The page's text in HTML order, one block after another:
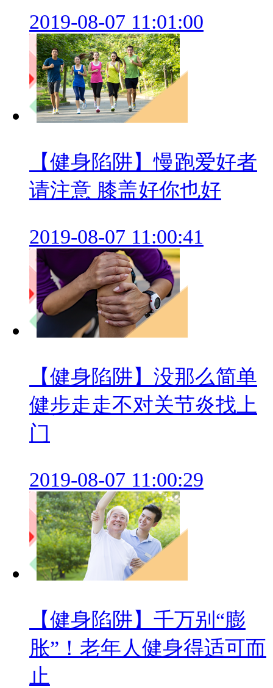
2019-08-07 11:01:00
【健身陷阱】慢跑爱好者
请注意 膝盖好你也好
2019-08-07 11:00:41
【健身陷阱】没那么简单
健步走走不对关节炎找上
门
2019-08-07 11:00:29
【健身陷阱】千万别“膨
胀”！老年人健身得适可而
止